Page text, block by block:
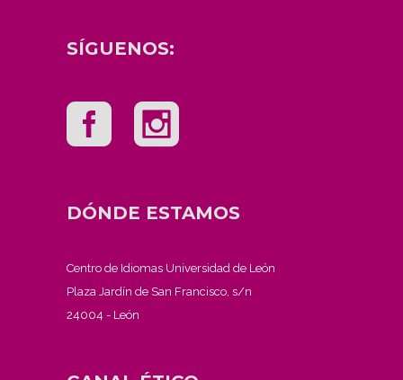
SÍGUENOS:
DÓNDE ESTAMOS
Centro de Idiomas Universidad de León
Plaza Jardín de San Francisco, s/n
24004 - León